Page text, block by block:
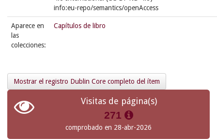
info:eu-repo/semantics/openAccess
Aparece en
las
colecciones:
Capítulos de libro
Mostrar el registro Dublin Core completo del ítem
Visitas de página(s)
271
comprobado en 28-abr-2026